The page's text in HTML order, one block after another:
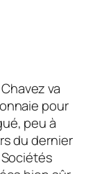
va
pour
peu à
du dernier